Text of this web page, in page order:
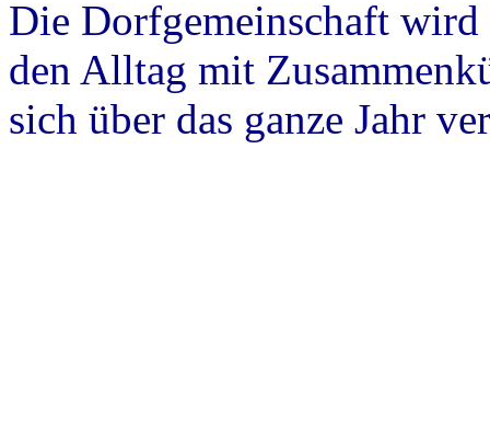
Die Dorfgemeinschaft
den Alltag mit
sich über das ganze Jahr